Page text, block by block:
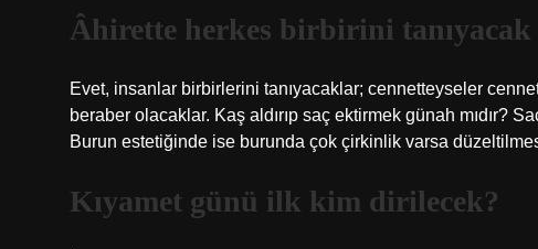
Âhirette herkes birbirini tanıyacak
Evet, insanlar birbirlerini tanıyacaklar; cennetteyseler
beraber olacaklar. Kaş aldırıp saç ektirmek günah mıdır?
Burun estetiğinde ise burunda çok çirkinlik varsa
Kıyamet günü ilk kim dirilecek?